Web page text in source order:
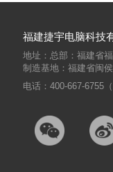
福建捷宇电脑科技
地址：总部：福建省
制造基地：福建省闽
电话：400-667-6755